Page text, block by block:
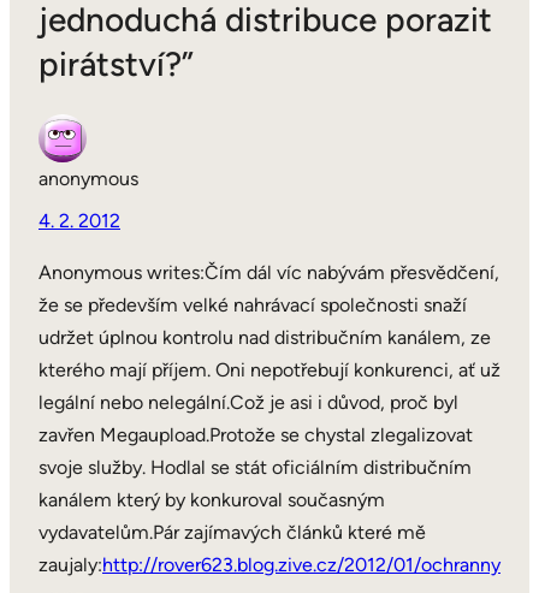
jednoduchá distribuce porazit
pirátství?”
anonymous
4. 2. 2012
Anonymous writes:Čím dál víc nabývám přesvědčení,
že se především velké nahrávací společnosti snaží
udržet úplnou kontrolu nad distribučním kanálem, ze
kterého mají příjem. Oni nepotřebují konkurenci, ať už
legální nebo nelegální.Což je asi i důvod, proč byl
zavřen Megaupload.Protože se chystal zlegalizovat
svoje služby. Hodlal se stát oficiálním distribučním
kanálem který by konkuroval současným
vydavatelům.Pár zajímavých článků které mě
zaujaly:http://rover623.blog.zive.cz/2012/01/ochranny